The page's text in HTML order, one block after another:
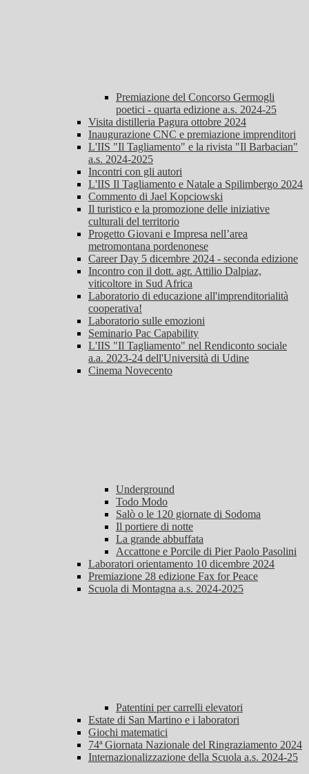
Premiazione del Concorso Germogli
poetici - quarta edizione a.s. 2024-25
Visita distilleria Pagura ottobre 2024
Inaugurazione CNC e premiazione imprenditori
L'IIS "Il Tagliamento" e la rivista "Il Barbacian"
a.s. 2024-2025
Incontri con gli autori
L'IIS Il Tagliamento e Natale a Spilimbergo 2024
Commento di Jael Kopciowski
Il turistico e la promozione delle iniziative
culturali del territorio
Progetto Giovani e Impresa nell’area
metromontana pordenonese
Career Day 5 dicembre 2024 - seconda edizione
Incontro con il dott. agr. Attilio Dalpiaz,
viticoltore in Sud Africa
Laboratorio di educazione all'imprenditorialità
cooperativa!
Laboratorio sulle emozioni
Seminario Pac Capability
L'IIS "Il Tagliamento" nel Rendiconto sociale
a.a. 2023-24 dell'Università di Udine
Cinema Novecento
Underground
Todo Modo
Salò o le 120 giornate di Sodoma
Il portiere di notte
La grande abbuffata
Accattone e Porcile di Pier Paolo Pasolini
Laboratori orientamento 10 dicembre 2024
Premiazione 28 edizione Fax for Peace
Scuola di Montagna a.s. 2024-2025
Patentini per carrelli elevatori
Estate di San Martino e i laboratori
Giochi matematici
74ª Giornata Nazionale del Ringraziamento 2024
Internazionalizzazione della Scuola a.s. 2024-25